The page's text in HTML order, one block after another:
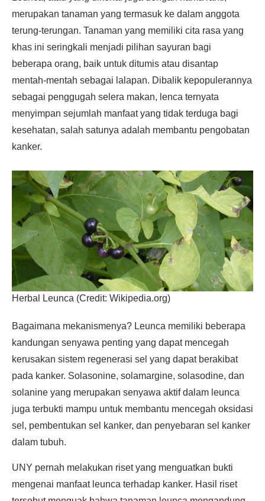
merupakan tanaman yang termasuk ke dalam anggota
terung-terungan. Tanaman yang memiliki cita rasa yang
khas ini seringkali menjadi pilihan sayuran bagi
beberapa orang, baik untuk ditumis atau disantap
mentah-mentah sebagai lalapan. Dibalik kepopulerannya
sebagai penggugah selera makan, lenca ternyata
menyimpan sejumlah manfaat yang tidak terduga bagi
kesehatan, salah satunya adalah membantu pengobatan
kanker.
Herbal Leunca (Credit: Wikipedia.org)
Bagaimana mekanismenya? Leunca memiliki beberapa
kandungan senyawa penting yang dapat mencegah
kerusakan sistem regenerasi sel yang dapat berakibat
pada kanker. Solasonine, solamargine, solasodine, dan
solanine yang merupakan senyawa aktif dalam leunca
juga terbukti mampu untuk membantu mencegah oksidasi
sel, pembentukan sel kanker, dan penyebaran sel kanker
dalam tubuh.
UNY pernah melakukan riset yang menguatkan bukti
mengenai manfaat leunca terhadap kanker. Hasil riset